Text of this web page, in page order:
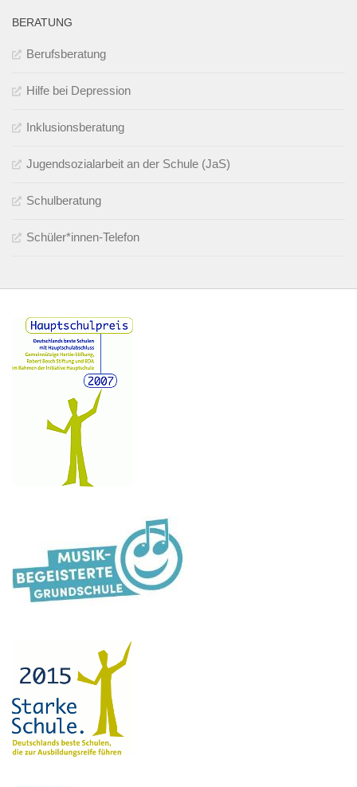
BERATUNG
Berufsberatung
Hilfe bei Depression
Inklusionsberatung
Jugendsozialarbeit an der Schule (JaS)
Schulberatung
Schüler*innen-Telefon